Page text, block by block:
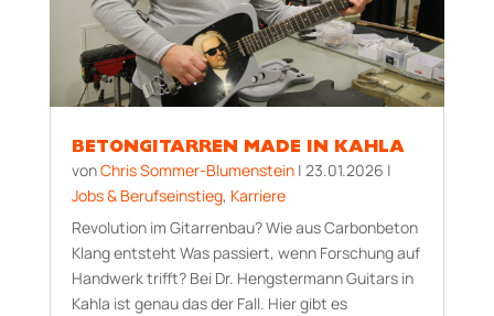
BETONGITARREN MADE IN KAHLA
vonChris Sommer-Blumenstein| 23.01.2026 |
Jobs & Berufseinstieg, Karriere
Revolution im Gitarrenbau? Wie aus Carbonbeton
Klang entsteht Was passiert, wenn Forschung auf
Handwerk trifft? Bei Dr. Hengstermann Guitars in
Kahla ist genau das der Fall. Hier gibt es